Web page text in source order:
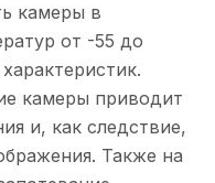
камеры в
от -55 до
камеры приводит
и, как следствие,
Также на